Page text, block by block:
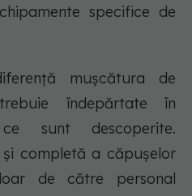
specifice de
mușcătura de
îndepărtate în
sunt descoperite.
completă a căpușelor
de către personal